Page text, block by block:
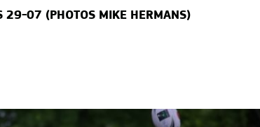
29-07 (PHOTOS MIKE HERMANS)